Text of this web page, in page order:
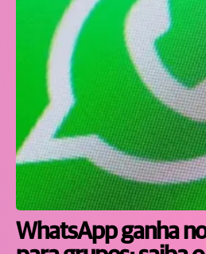
WhatsApp ganha